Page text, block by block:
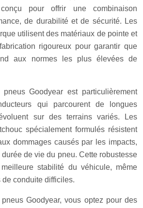
pour offrir une combinaison
de durabilité et de sécurité. Les
utilisent des matériaux de pointe et
rigoureux pour garantir que
aux normes les plus élevées de
Goodyear est particulièrement
qui parcourent de longues
sur des terrains variés. Les
spécialement formulés résistent
dommages causés par les impacts,
de vie du pneu. Cette robustesse
stabilité du véhicule, même
conduite difficiles.
Goodyear, vous optez pour des